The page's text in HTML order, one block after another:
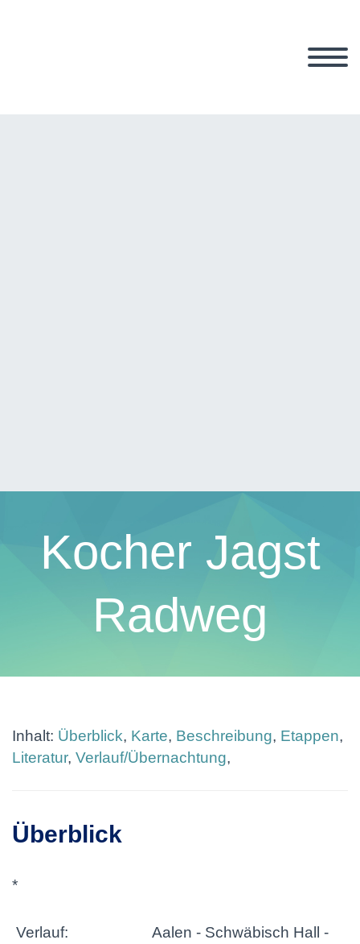
Kocher Jagst
Radweg
Inhalt: Überblick, Karte, Beschreibung, Etappen,
Literatur, Verlauf/Übernachtung,
Überblick
*
Verlauf:
Aalen - Schwäbisch Hall -